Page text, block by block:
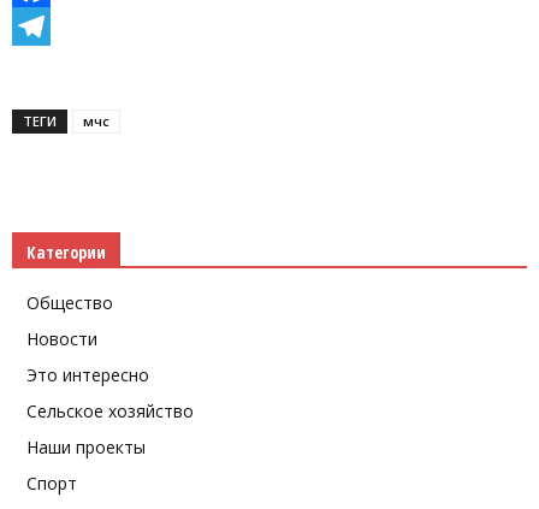
Facebook
ТЕГИ мчс
Категории
Общество
Новости
Это интересно
Сельское хозяйство
Наши проекты
Спорт